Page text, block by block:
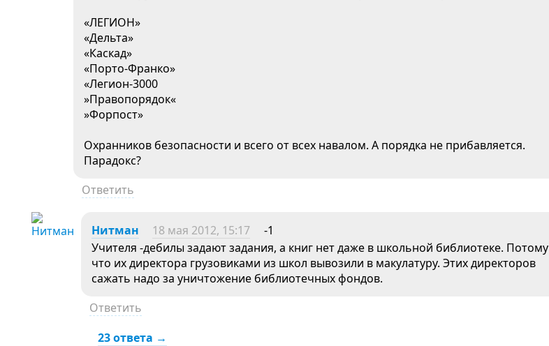
«ЛЕГИОН»
«Дельта»
«Каскад»
«Порто-Франко»
«Легион-3000
»Правопорядок«
»Форпост»
Охранников безопасности и всего от всех навалом. А порядка не прибавляется.
Парадокс?
Ответить
Нитман 18 мая 2012, 15:17
-1
Учителя -дебилы задают задания, а книг нет даже в школьной библиотеке. Потому
что их директора грузовиками из школ вывозили в макулатуру. Этих директоров
сажать надо за уничтожение библиотечных фондов.
Ответить
23 ответа →